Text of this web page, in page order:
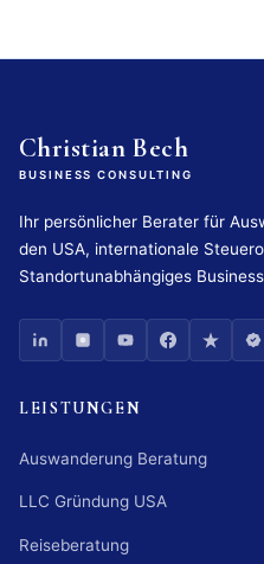
Christian Bech
BUSINESS CONSULTING
Ihr persönlicher Berater für
den USA, internationale
Standortunabhängiges
LEISTUNGEN
Auswanderung Beratung
LLC Gründung USA
Reiseberatung